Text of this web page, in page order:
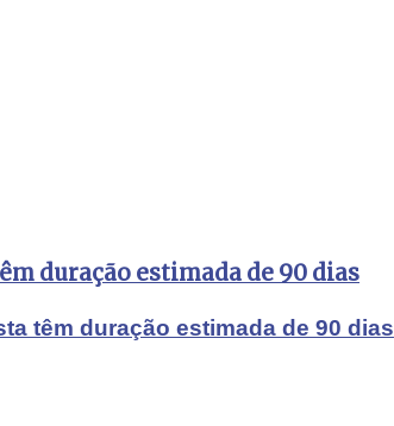
têm duração estimada de 90 dias
duração estimada de 90 dias